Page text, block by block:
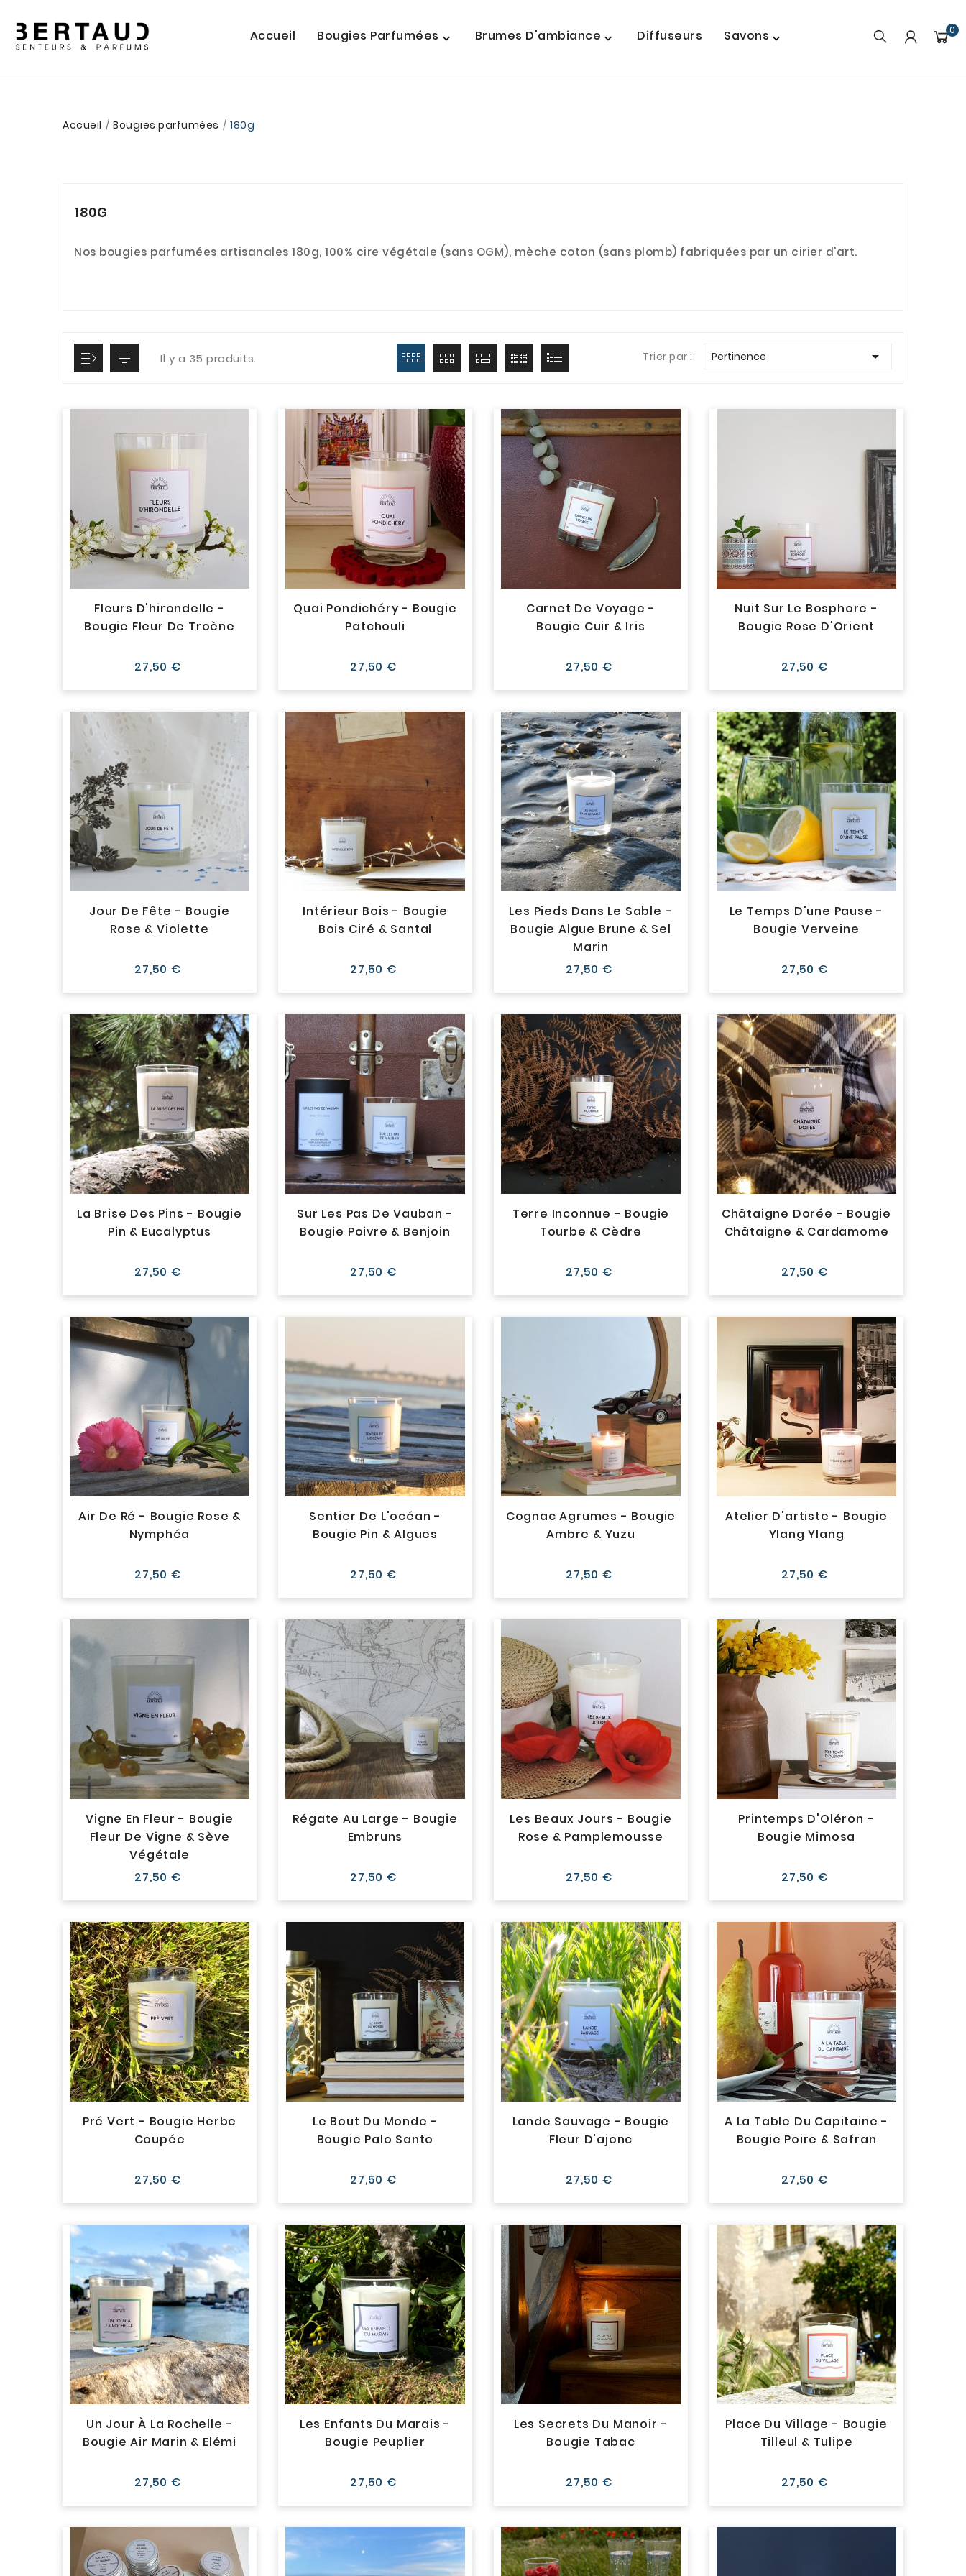
Accueil Bougies Parfumées  Brumes D'ambiance  Diffuseurs Savons 
0
Accueil Bougies parfumées 180g
180G
Nos bougies parfumées artisanales 180g, 100% cire végétale (sans OGM), mèche coton (sans plomb) fabriquées par un cirier d'art.
Il y a 35 produits. Trier par : Pertinence 
Fleurs D'hirondelle -
Bougie Fleur De Troène
27,50 €
Quai Pondichéry - Bougie
Patchouli
27,50 €
Carnet De Voyage -
Bougie Cuir & Iris
27,50 €
Nuit Sur Le Bosphore -
Bougie Rose D'Orient
27,50 €
Jour De Fête - Bougie
Rose & Violette
27,50 €
Intérieur Bois - Bougie
Bois Ciré & Santal
27,50 €
Les Pieds Dans Le Sable -
Bougie Algue Brune & Sel
Marin
27,50 €
Le Temps D'une Pause -
Bougie Verveine
27,50 €
La Brise Des Pins - Bougie
Pin & Eucalyptus
27,50 €
Sur Les Pas De Vauban -
Bougie Poivre & Benjoin
27,50 €
Terre Inconnue - Bougie
Tourbe & Cèdre
27,50 €
Châtaigne Dorée - Bougie
Châtaigne & Cardamome
27,50 €
Air De Ré - Bougie Rose &
Nymphéa
27,50 €
Sentier De L'océan -
Bougie Pin & Algues
27,50 €
Cognac Agrumes - Bougie
Ambre & Yuzu
27,50 €
Atelier D'artiste - Bougie
Ylang Ylang
27,50 €
Vigne En Fleur - Bougie
Fleur De Vigne & Sève
Végétale
27,50 €
Régate Au Large - Bougie
Embruns
27,50 €
Les Beaux Jours - Bougie
Rose & Pamplemousse
27,50 €
Printemps D'Oléron -
Bougie Mimosa
27,50 €
Pré Vert - Bougie Herbe
Coupée
27,50 €
Le Bout Du Monde -
Bougie Palo Santo
27,50 €
Lande Sauvage - Bougie
Fleur D'ajonc
27,50 €
A La Table Du Capitaine -
Bougie Poire & Safran
27,50 €
Un Jour À La Rochelle -
Bougie Air Marin & Elémi
27,50 €
Les Enfants Du Marais -
Bougie Peuplier
27,50 €
Les Secrets Du Manoir -
Bougie Tabac
27,50 €
Place Du Village - Bougie
Tilleul & Tulipe
27,50 €